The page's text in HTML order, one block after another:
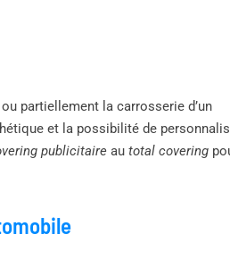
partiellement la carrosserie d’un
et la possibilité de
publicitaire au total covering